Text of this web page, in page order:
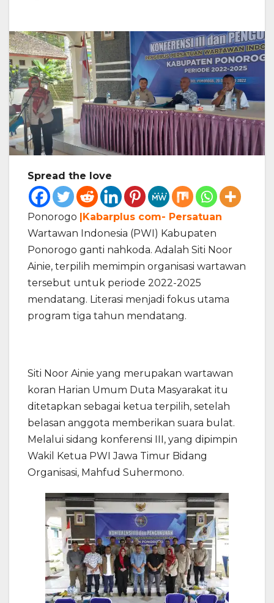
Spread the love
Ponorogo
|Kabarplus com- Persatuan
Wartawan Indonesia (PWI) Kabupaten
Ponorogo ganti nahkoda. Adalah Siti Noor
Ainie, terpilih memimpin organisasi wartawan
tersebut untuk periode 2022-2025
mendatang. Literasi menjadi fokus utama
program tiga tahun mendatang.
Siti Noor Ainie yang merupakan wartawan
koran Harian Umum Duta Masyarakat itu
ditetapkan sebagai ketua terpilih, setelah
belasan anggota memberikan suara bulat.
Melalui sidang konferensi III, yang dipimpin
Wakil Ketua PWI Jawa Timur Bidang
Organisasi, Mahfud Suhermono.